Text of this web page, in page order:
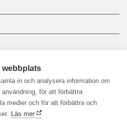
webbplats
in och analysera information om
för att förbättra
medier och för att förbättra och
Läs mer